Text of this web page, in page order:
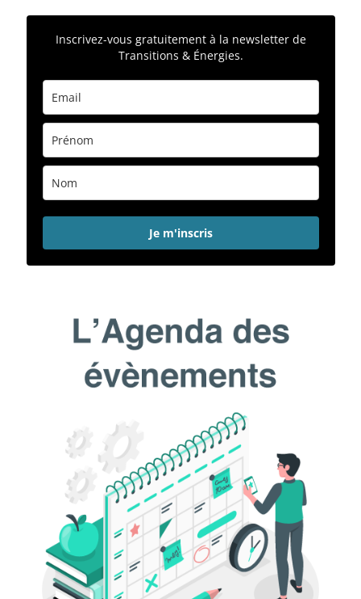
Inscrivez-vous gratuitement à la newsletter de
Transitions & Énergies.
Je m'inscris